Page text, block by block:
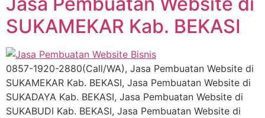
SUKAMEKAR Kab. BEKASI
0857-1920-2880(Call/WA), Jasa Pembuatan Website di
SUKAMEKAR Kab. BEKASI, Jasa Pembuatan Website di
SUKADAYA Kab. BEKASI, Jasa Pembuatan Website di
SUKABUDI Kab. BEKASI, Jasa Pembuatan Website di